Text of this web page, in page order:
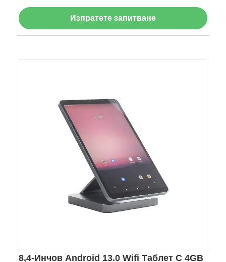
Изпратете запитване
8,4-Инчов Android 13.0 Wifi Таблет С 4GB